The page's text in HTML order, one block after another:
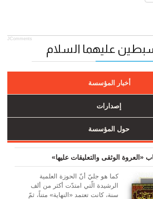
JComments
عليهما السلام
أخبار المؤسسة
إصدارات
حول المؤسسة
«العروة الوثقی والتعلیقات علیها»
کما هو جليّ أنّ الحوزة العلمیة
الرشیدة الّتي امتدّت أكثر من ألف
سنة، كانت تعتمد «النهاية» متناً، ثمّ